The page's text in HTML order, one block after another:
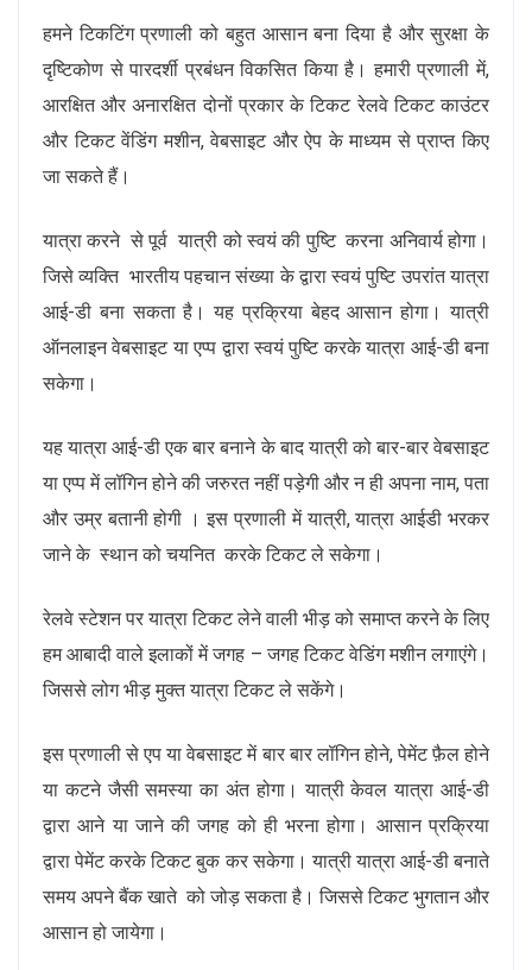
हमने टिकटिंग प्रणाली को बहुत आसान बना दिया है और सुरक्षा के
दृष्टिकोण से पारदर्शी प्रबंधन विकसित किया है। हमारी प्रणाली में,
आरक्षित और अनारक्षित दोनों प्रकार के टिकट रेलवे टिकट काउंटर
और टिकट वेंडिंग मशीन, वेबसाइट और ऐप के माध्यम से प्राप्त किए
जा सकते हैं।
यात्रा करने से पूर्व यात्री को स्वयं की पुष्टि करना अनिवार्य होगा।
जिसे व्यक्ति भारतीय पहचान संख्या के द्वारा स्वयं पुष्टि उपरांत यात्रा
आई-डी बना सकता है। यह प्रक्रिया बेहद आसान होगा। यात्री
ऑनलाइन वेबसाइट या एप्प द्वारा स्वयं पुष्टि करके यात्रा आई-डी बना
सकेगा।
यह यात्रा आई-डी एक बार बनाने के बाद यात्री को बार-बार वेबसाइट
या एप्प में लॉगिन होने की जरुरत नहीं पड़ेगी और न ही अपना नाम, पता
और उम्र बतानी होगी । इस प्रणाली में यात्री, यात्रा आईडी भरकर
जाने के स्थान को चयनित करके टिकट ले सकेगा।
रेलवे स्टेशन पर यात्रा टिकट लेने वाली भीड़ को समाप्त करने के लिए
हम आबादी वाले इलाकों में जगह – जगह टिकट वेडिंग मशीन लगाएंगे।
जिससे लोग भीड़ मुक्त यात्रा टिकट ले सकेंगे।
इस प्रणाली से एप या वेबसाइट में बार बार लॉगिन होने, पेमेंट फ़ैल होने
या कटने जैसी समस्या का अंत होगा। यात्री केवल यात्रा आई-डी
द्वारा आने या जाने की जगह को ही भरना होगा। आसान प्रक्रिया
द्वारा पेमेंट करके टिकट बुक कर सकेगा। यात्री यात्रा आई-डी बनाते
समय अपने बैंक खाते को जोड़ सकता है। जिससे टिकट भुगतान और
आसान हो जायेगा।